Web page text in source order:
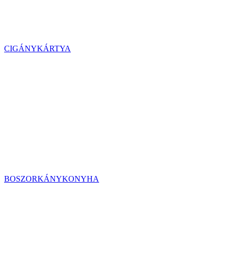
CIGÁNYKÁRTYA
BOSZORKÁNYKONYHA